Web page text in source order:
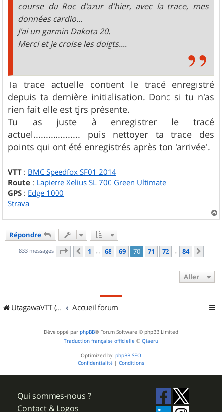
course du Roc d'azur d'hier, avec la trace, mes
données cardio...
J'ai un garmin Dakota 20.
Merci et je croise les doigts....
Ta trace actuelle contient le tracé enregistré
depuis ta dernière initialisation. Donc si tu n'as
rien fait elle est tjrs présente.
Tu as juste à enregistrer le tracé
actuel................... puis nettoyer ta trace des
points qui ont été enregistrés après ton 'arrivée'.
VTT : BMC Speedfox SF01 2014
Route : Lapierre Xelius SL 700 Green Ultimate
GPS : Edge 1000
Strava
a
Répondre
833 messages Page 70 sur84
Précédent
1 … 68 69 70 71 72 … 84
Aller
UtagawaVTT (Randos VTT et VTTAE avec traces GPS) Accueil forum
Développé par phpBB® Forum Software © phpBB Limited
Traduction française officielle © Qiaeru
Optimized by: phpBB SEO
Confidentialité | Conditions
Qui sommes-nous ?
Contact & Logos